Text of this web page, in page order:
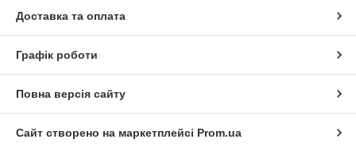
Доставка та оплата
Графік роботи
Повна версія сайту
Сайт створено на маркетплейсі Prom.ua